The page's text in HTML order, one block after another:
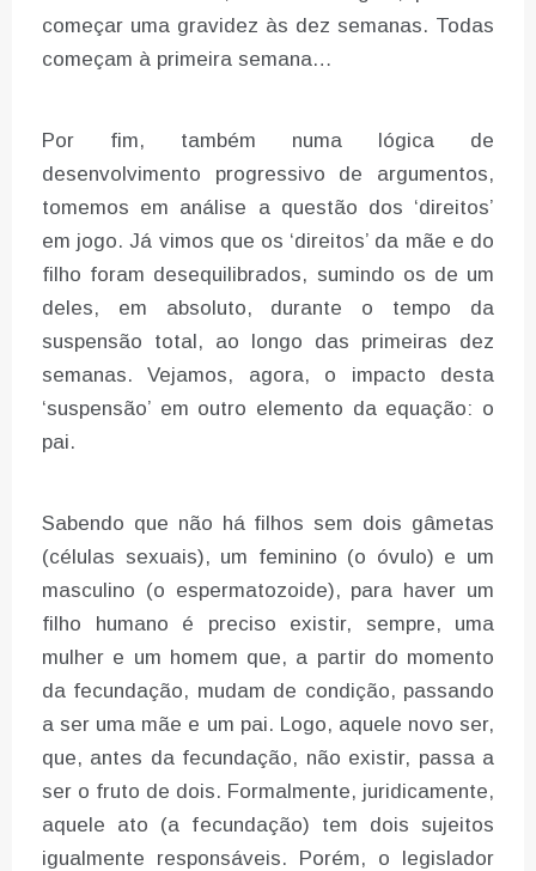
começar uma gravidez às dez semanas. Todas
começam à primeira semana…
Por fim, também numa lógica de
desenvolvimento progressivo de argumentos,
tomemos em análise a questão dos ‘direitos’
em jogo. Já vimos que os ‘direitos’ da mãe e do
filho foram desequilibrados, sumindo os de um
deles, em absoluto, durante o tempo da
suspensão total, ao longo das primeiras dez
semanas. Vejamos, agora, o impacto desta
‘suspensão’ em outro elemento da equação: o
pai.
Sabendo que não há filhos sem dois gâmetas
(células sexuais), um feminino (o óvulo) e um
masculino (o espermatozoide), para haver um
filho humano é preciso existir, sempre, uma
mulher e um homem que, a partir do momento
da fecundação, mudam de condição, passando
a ser uma mãe e um pai. Logo, aquele novo ser,
que, antes da fecundação, não existir, passa a
ser o fruto de dois. Formalmente, juridicamente,
aquele ato (a fecundação) tem dois sujeitos
igualmente responsáveis. Porém, o legislador